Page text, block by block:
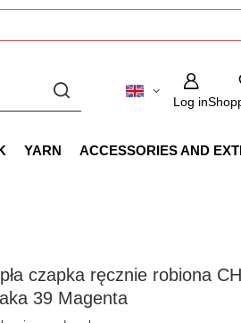
Log in
YARN ACCESSORIES AND
czapka ręcznie robiona
39 Magenta